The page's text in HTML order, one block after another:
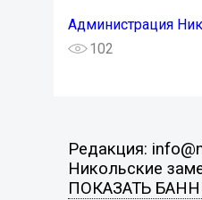
Администрация
102
Редакция:
Никольские
ПОКАЗАТЬ